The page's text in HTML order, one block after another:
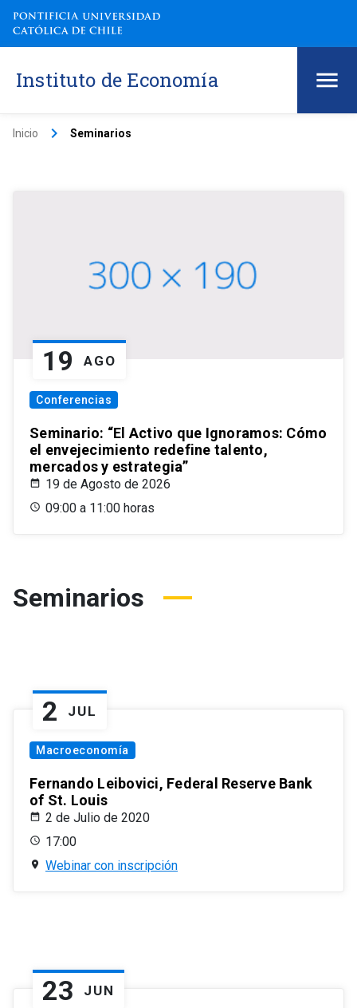
Instituto de Economía
Inicio keyboard_arrow_right Seminarios
19 AGO
Conferencias
Seminario: “El Activo que Ignoramos: Cómo
el envejecimiento redefine talento,
mercados y estrategia”
19 de Agosto de 2026
09:00 a 11:00 horas
Seminarios
2 JUL
Macroeconomía
Fernando Leibovici, Federal Reserve Bank
of St. Louis
2 de Julio de 2020
17:00
Webinar con inscripción
23 JUN